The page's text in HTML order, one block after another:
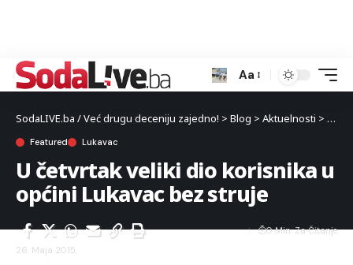
Aa
SodaLIVE.ba / Već drugu deceniju zajedno! > Blog > Aktuelnosti >
Featured Lukavac
U četvrtak veliki dio korisnika u
općini Lukavac bez struje
26. Maja 2015.
0 Min. Za Čitanje